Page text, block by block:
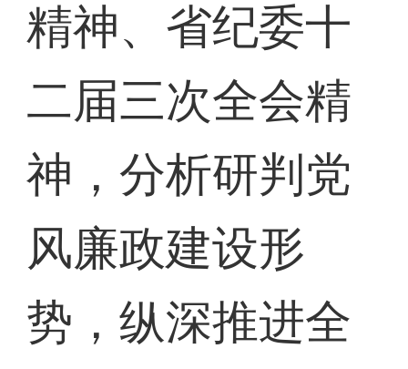
精神、省纪委十
二届三次全会精
神，分析研判党
风廉政建设形
势，纵深推进全